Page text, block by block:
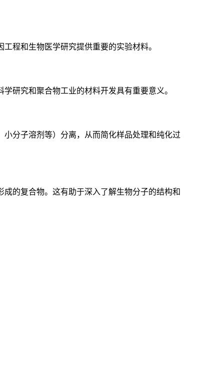
程和生物医学研究提供重要的实验材料。
研究和聚合物工业的材料开发具有重要意义。
分子溶剂等）分离，从而简化样品处理和纯化过
的复合物。这有助于深入了解生物分子的结构和